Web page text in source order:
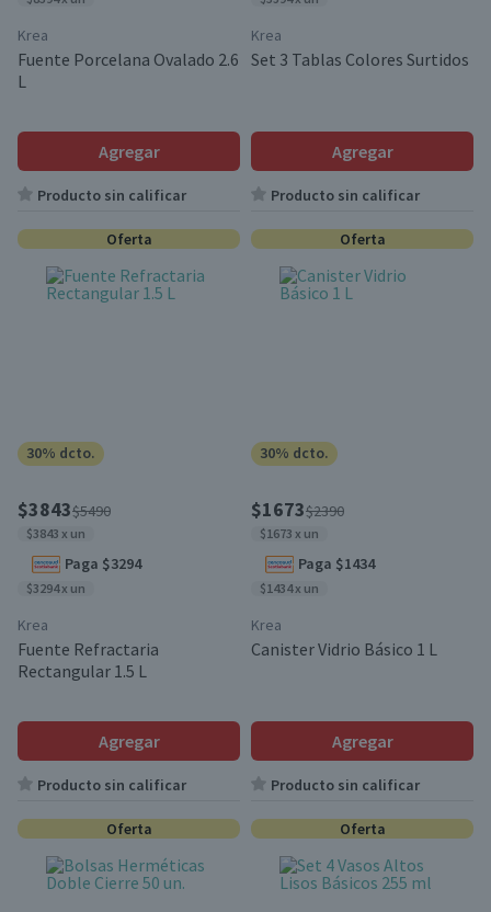
Krea
Fuente Porcelana Ovalado 2.6
L
Agregar
Producto sin calificar
Krea
Set 3 Tablas Colores Surtidos
Agregar
Producto sin calificar
Oferta
30% dcto.
$3843$5490
$3843 x un
Paga $3294
$3294 x un
Krea
Fuente Refractaria
Rectangular 1.5 L
Agregar
Producto sin calificar
Oferta
30% dcto.
$1673$2390
$1673 x un
Paga $1434
$1434 x un
Krea
Canister Vidrio Básico 1 L
Agregar
Producto sin calificar
Oferta Oferta